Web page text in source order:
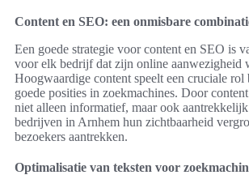
Content en SEO: een onmisbare
Een goede strategie voor content en SEO is
voor elk bedrijf dat zijn online aanwezigheid
Hoogwaardige content speelt een cruciale rol
goede posities in zoekmachines. Door
niet alleen informatief, maar ook
bedrijven in Arnhem hun zichtbaarheid
bezoekers aantrekken.
Optimalisatie van teksten voor